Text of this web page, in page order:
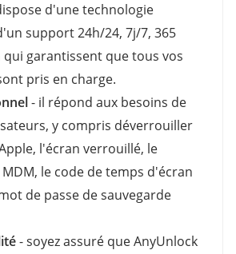
d'une technologie
support 24h/24, 7j/7, 365
garantissent que tous vos
pris en charge.
- il répond aux besoins de
y compris déverrouiller
l'écran verrouillé, le
le code de temps d'écran
de passe de sauvegarde
- soyez assuré que AnyUnlock